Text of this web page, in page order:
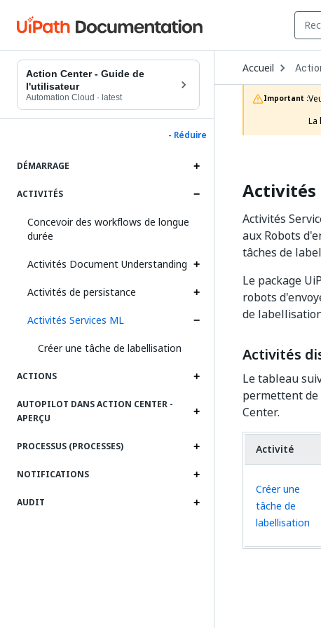
Action Center - Guide de
l'utilisateur
Automation Cloud · latest
- Réduire
DÉMARRAGE
ACTIVITÉS
Concevoir des workflows de longue
durée
Activités Document Understanding
Activités de persistance
Activités Services ML
Créer une tâche de labellisation
ACTIONS
AUTOPILOT DANS ACTION CENTER -
APERÇU
PROCESSUS (PROCESSES)
NOTIFICATIONS
AUDIT
Accueil Open
to
Important :
La
Activités
Activités
aux Robots
tâches de
Le package
robots
de
Activités
Le tableau
permettent de
Center.
Activité
Créer une
tâche de
labellisation